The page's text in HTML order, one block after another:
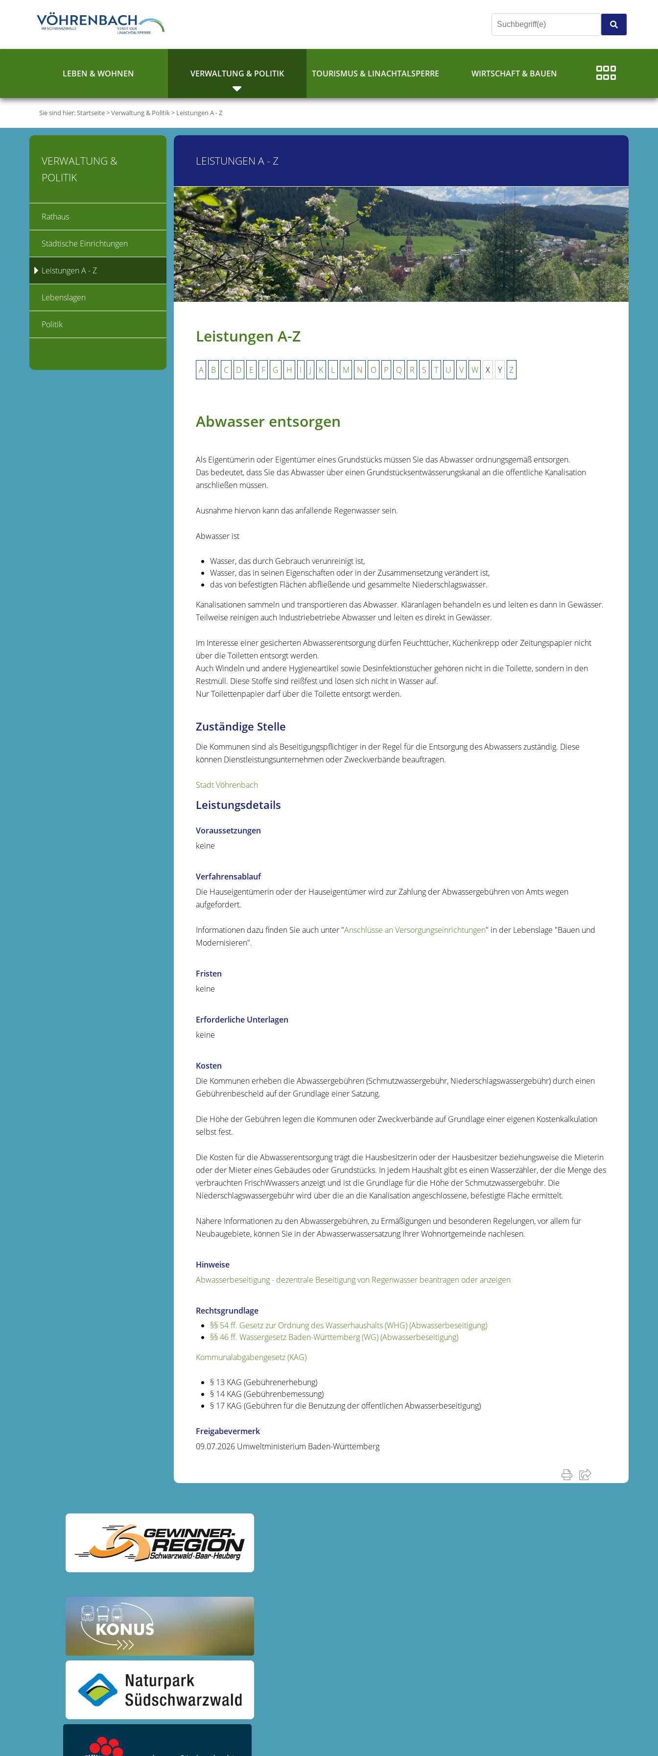
LEBEN & WOHNEN VERWALTUNG & POLITIK TOURISMUS & LINACHTALSPERRE WIRTSCHAFT & BAUEN
Sie sind hier:Startseite>Verwaltung & Politik> Leistungen A - Z
LEISTUNGEN A - Z
Leistungen A-Z
A B C D E F G H I J K L M N O P Q R S T U V W X Y Z
Abwasser entsorgen
Als Eigentümerin oder Eigentümer eines Grundstücks müssen Sie das Abwasser ordnungsgemäß entsorgen.
Das bedeutet, dass Sie das Abwasser über einen Grundstücksentwässerungskanal an die öffentliche Kanalisation
anschließen müssen.
Ausnahme hiervon kann das anfallende Regenwasser sein.
Abwasser ist
Wasser, das durch Gebrauch verunreinigt ist,
Wasser, das in seinen Eigenschaften oder in der Zusammensetzung verändert ist,
das von befestigten Flächen abfließende und gesammelte Niederschlagswasser.
Kanalisationen sammeln und transportieren das Abwasser. Kläranlagen behandeln es und leiten es dann in Gewässer.
Teilweise reinigen auch Industriebetriebe Abwasser und leiten es direkt in Gewässer.
Im Interesse einer gesicherten Abwasserentsorgung dürfen Feuchttücher, Küchenkrepp oder Zeitungspapier nicht
über die Toiletten entsorgt werden.
Auch Windeln und andere Hygieneartikel sowie Desinfektionstücher gehören nicht in die Toilette, sondern in den
Restmüll. Diese Stoffe sind reißfest und lösen sich nicht in Wasser auf.
Nur Toilettenpapier darf über die Toilette entsorgt werden.
Zuständige Stelle
Die Kommunen sind als Beseitigungspflichtiger in der Regel für die Entsorgung des Abwassers zuständig. Diese
können Dienstleistungsunternehmen oder Zweckverbände beauftragen.
Stadt Vöhrenbach
Leistungsdetails
Voraussetzungen
keine
Verfahrensablauf
Die Hauseigentümerin oder der Hauseigentümer wird zur Zahlung der Abwassergebühren von Amts wegen
aufgefordert.
Informationen dazu finden Sie auch unter "Anschlüsse an Versorgungseinrichtungen" in der Lebenslage "Bauen und
Modernisieren".
Fristen
keine
Erforderliche Unterlagen
keine
Kosten
Die Kommunen erheben die Abwassergebühren(Schmutzwassergebühr, Niederschlagswassergebühr) durch einen
Gebührenbescheid auf der Grundlage einer Satzung.
Die Höhe der Gebühren legen die Kommunen oder Zweckverbände auf Grundlage einer eigenen Kostenkalkulation
selbst fest.
Die Kosten für die Abwasserentsorgung trägt die Hausbesitzerin oder der Hausbesitzer beziehungsweise die Mieterin
oder der Mieter eines Gebäudes oder Grundstücks. In jedem Haushalt gibt es einen Wasserzähler, der die Menge des
verbrauchten FrischWwassers anzeigtund ist die Grundlage für die Höhe der Schmutzwassergebühr. Die
Niederschlagswassergebühr wird über die an die Kanalisation angeschlossene, befestigte Fläche ermittelt.
Nähere Informationen zu den Abwassergebühren, zu Ermäßigungen und besonderen Regelungen, vor allem für
Neubaugebiete, können Sie in der Abwasserwassersatzung Ihrer Wohnortgemeinde nachlesen.
Hinweise
Abwasserbeseitigung - dezentrale Beseitigung von Regenwasser beantragen oder anzeigen
Rechtsgrundlage
§§ 54 ff. Gesetz zur Ordnung des Wasserhaushalts (WHG) (Abwasserbeseitigung)
§§ 46 ff. Wassergesetz Baden-Württemberg (WG) (Abwasserbeseitigung)
Kommunalabgabengesetz (KAG)
§ 13 KAG (Gebührenerhebung)
§ 14 KAG (Gebührenbemessung)
§ 17 KAG (Gebühren für die Benutzung der öffentlichen Abwasserbeseitigung)
Freigabevermerk
09.07.2026 Umweltministerium Baden-Württemberg
VERWALTUNG &
POLITIK
Rathaus
Städtische Einrichtungen
Leistungen A - Z
Lebenslagen
Politik